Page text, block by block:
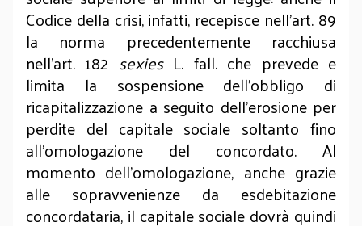
Codice della crisi, infatti, recepisce nell’art. 89
la norma precedentemente racchiusa
nell’art. 182 sexiesL. fall. che prevede e
limita la sospensione dell’obbligo di
ricapitalizzazione a seguito dell’erosione per
perdite del capitale sociale soltanto fino
all’omologazione del concordato. Al
momento dell’omologazione, anche grazie
alle sopravvenienze da esdebitazione
concordataria, il capitale sociale dovrà quindi